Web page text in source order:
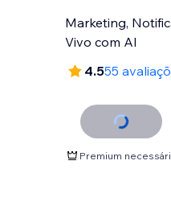
Marketing,
Vivo com AI
4.555
Premium